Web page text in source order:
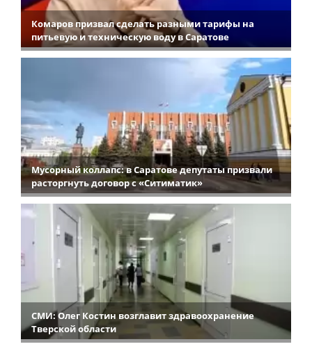
Комаров призвал сделать разными тарифы на
питьевую и техническую воду в Саратове
Мусорный коллапс: в Саратове депутаты призвали
расторгнуть договор с «Ситиматик»
СМИ: Олег Костин возглавит здравоохранение
Тверской области